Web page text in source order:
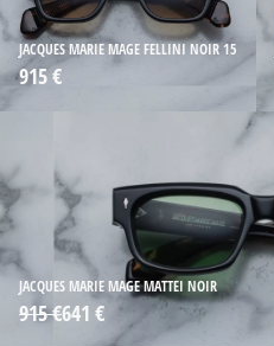
JACQUES MARIE MAGE FELLINI NOIR 15
915 €
JACQUES MARIE MAGE MATTEI NOIR
915 €641 €